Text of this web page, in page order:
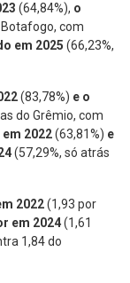
(64,84%), o
com
em 2025 (66,23%,
(83,78%) e o
do Grêmio, com
2022(63,81%) e
(57,29%, só atrás
2022(1,93 por
em 2024(1,61
1,84 do